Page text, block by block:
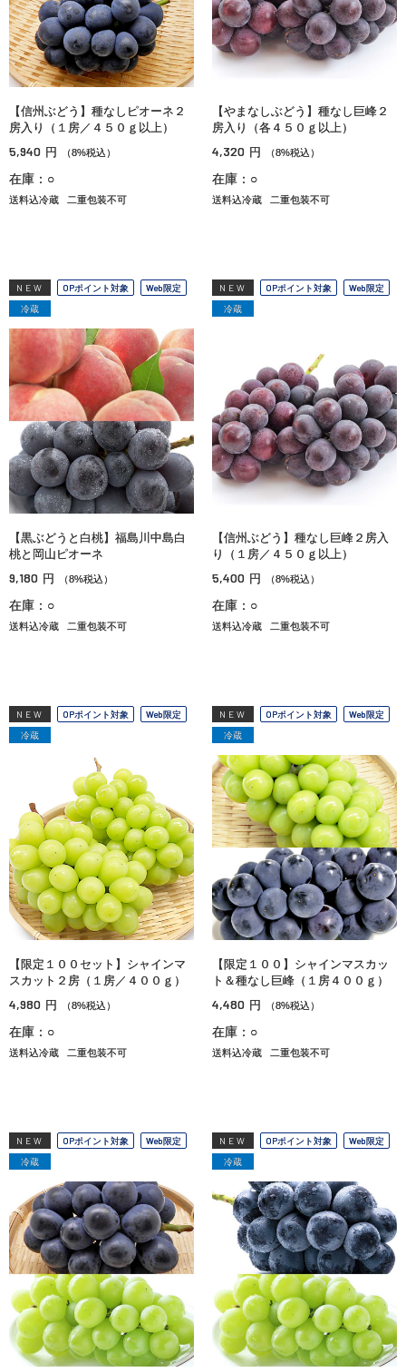
【信州ぶどう】種なしピオーネ２
房入り（１房／４５０ｇ以上）
5,940 円 （8%税込）
在庫：○
送料込冷蔵 二重包装不可
【やまなしぶどう】種なし巨峰２
房入り（各４５０ｇ以上）
4,320 円 （8%税込）
在庫：○
送料込冷蔵 二重包装不可
NEW OPポイント対象
Web限定
冷蔵
【黒ぶどうと白桃】福島川中島白
桃と岡山ピオーネ
9,180 円 （8%税込）
在庫：○
送料込冷蔵 二重包装不可
NEW OPポイント対象
Web限定
冷蔵
【信州ぶどう】種なし巨峰２房入
り（１房／４５０ｇ以上）
5,400 円 （8%税込）
在庫：○
送料込冷蔵 二重包装不可
NEW OPポイント対象
Web限定
冷蔵
【限定１００セット】シャインマ
スカット２房（１房／４００ｇ）
4,980 円 （8%税込）
在庫：○
送料込冷蔵 二重包装不可
NEW OPポイント対象
Web限定
冷蔵
【限定１００】シャインマスカッ
ト＆種なし巨峰（１房４００ｇ）
4,480 円 （8%税込）
在庫：○
送料込冷蔵 二重包装不可
NEW OPポイント対象
Web限定
冷蔵
NEW OPポイント対象
Web限定
冷蔵